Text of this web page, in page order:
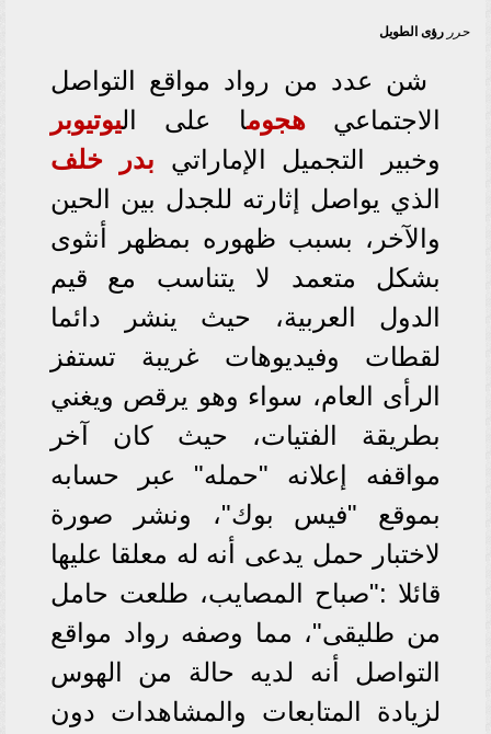
حرر رؤى الطويل
شن عدد من رواد مواقع التواصل
الاجتماعيهجوما على اليوتيوبر
وخبير التجميل الإماراتي بدر خلف
الذي يواصل إثارته للجدل بين الحين
والآخر، بسبب ظهوره بمظهر أنثوى
بشكل متعمد لا يتناسب مع قيم
الدول العربية، حيث ينشر دائما
لقطات وفيديوهات غريبة تستفز
الرأى العام، سواء وهو يرقص ويغني
بطريقة الفتيات، حيث كان آخر
مواقفه إعلانه "حمله" عبر حسابه
بموقع "فيس بوك"، ونشر صورة
لاختبار حمل يدعى أنه له معلقا عليها
قائلا :"صباح المصايب، طلعت حامل
من طليقى"، مما وصفه رواد مواقع
التواصل أنه لديه حالة من الهوس
لزيادة المتابعات والمشاهدات دون